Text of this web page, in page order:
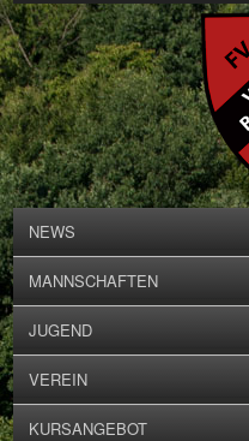
NEWS
MANNSCHAFTEN
JUGEND
VEREIN
KURSANGEBOT